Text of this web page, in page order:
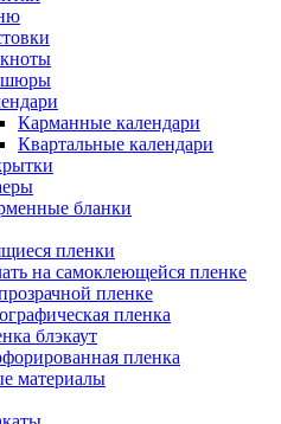
Карманные календари
Квартальные календари
бланки
пленки
на самоклеющейся пленке
пленке
пленка
блэкаут
пленка
материалы